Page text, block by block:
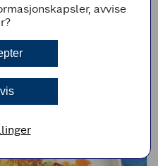
Hvitløk (465)
Sjalottløk
avvise